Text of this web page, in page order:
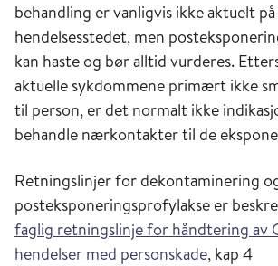
behandling er vanligvis ikke aktuelt
hendelsesstedet, men
kan haste og bør alltid vurderes.
aktuelle sykdommene primært ikke
til person, er det normalt ikke
behandle nærkontakter til de
Retningslinjer for dekontaminering
posteksponeringsprofylakse er
faglig retningslinje for håndtering av
hendelser med personskade, kap 4